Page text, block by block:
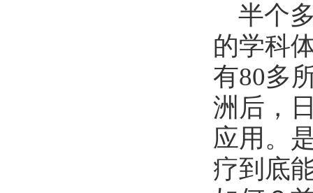
半个
的学科
有80多
洲后，
应用。
疗到底